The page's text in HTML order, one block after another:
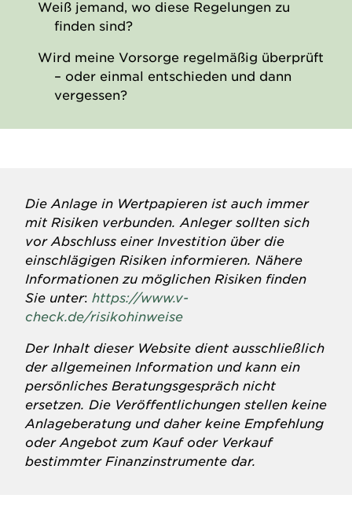
Weiß jemand, wo diese Regelungen zu
finden sind?
Wird meine Vorsorge regelmäßig überprüft
– oder einmal entschieden und dann
vergessen?
Die Anlage in Wertpapieren ist auch immer
mit Risiken verbunden. Anleger sollten sich
vor Abschluss einer Investition über die
einschlägigen Risiken informieren. Nähere
Informationen zu möglichen Risiken finden
Sie unter: https://www.v-
check.de/risikohinweise
Der Inhalt dieser Website dient ausschließlich
der allgemeinen Information und kann ein
persönliches Beratungsgespräch nicht
ersetzen. Die Veröffentlichungen stellen keine
Anlageberatung und daher keine Empfehlung
oder Angebot zum Kauf oder Verkauf
bestimmter Finanzinstrumente dar.